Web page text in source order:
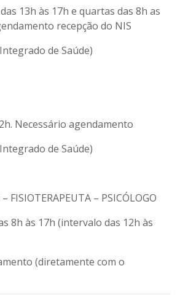
13h às 17h e quartas das 8h as
recepção do NIS
de Saúde)
Necessário agendamento
de Saúde)
FISIOTERAPEUTA – PSICÓLOGO
8h às 17h (intervalo das 12h às
(diretamente com o